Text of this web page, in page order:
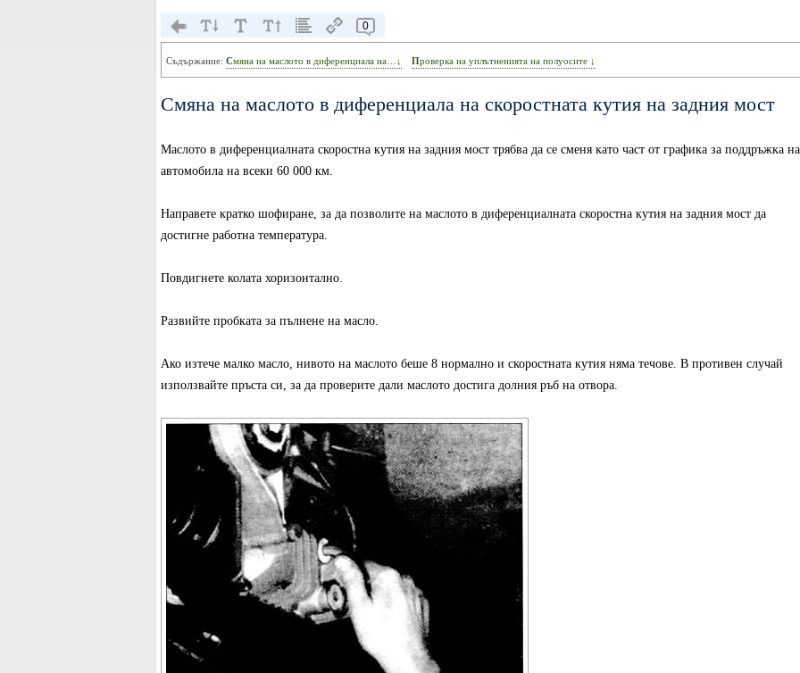
0
Съдържание: Смяна на маслото в диференциала на…↓ Проверка на уплътненията на полуосите ↓
Смяна на маслото в диференциала на скоростната кутия на задния мост
Маслото в диференциалната скоростна кутия на задния мост трябва да се сменя като част от графика за поддръжка на
автомобила на всеки 60 000 км.
Направете кратко шофиране, за да позволите на маслото в диференциалната скоростна кутия на задния мост да
достигне работна температура.
Повдигнете колата хоризонтално.
Развийте пробката за пълнене на масло.
Ако изтече малко масло, нивото на маслото беше 8 нормално и скоростната кутия няма течове. В противен случай
използвайте пръста си, за да проверите дали маслото достига долния ръб на отвора.